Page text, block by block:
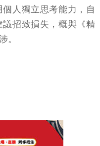
人獨立思考能力，自
招致損失，概與《精
。